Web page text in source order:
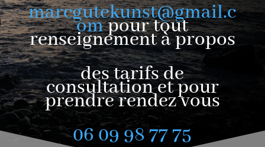
marcgutekunst@gmail.c
ompour tout
renseignement à propos
des tarifs de
consultation et pour
prendre rendez vous
06 09 98 77 75